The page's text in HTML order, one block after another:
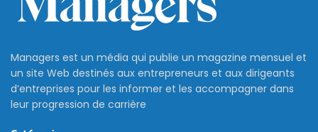
Managers est un média qui publie un magazine mensuel et
un site Web destinés aux entrepreneurs et aux dirigeants
d’entreprises pour les informer et les accompagner dans
leur progression de carrière